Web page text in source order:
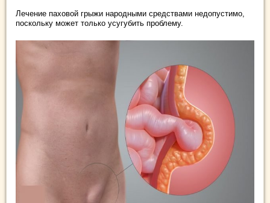
Лечение паховой грыжи народными средствами недопустимо,
поскольку может только усугубить проблему.